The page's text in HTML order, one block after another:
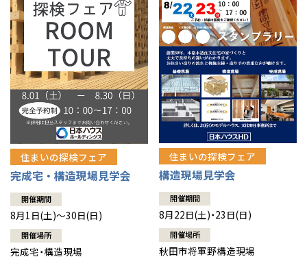
住まいの探検フェア
完成宅・構造現場見学会
開催期間
8月1日(土)～30日(日)
開催場所
完成宅・構造現場
住まいの探検フェア
構造現場見学会
開催期間
8月22日(土)・23日(日)
開催場所
秋田市将軍野構造現場
群馬
滋賀
和歌山
鳥取
島根
広島
山口
徳島
高知
熊本
大分
宮崎
鹿児島
長崎
沖縄
くの展示場又は店舗にお問合せください。移住の計画の方もご相談対
応します。お気軽にご相談ください。
栃木県
宇都宮
小山
群馬県
群馬
伊勢崎
熊本県
熊本
大分県
大分
宮崎県
宮崎
鹿児島県
鹿児島